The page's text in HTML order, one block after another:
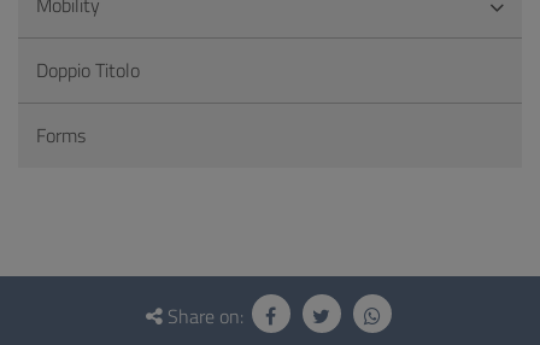
Doppio Titolo
Forms
Questionnaire
Share on: